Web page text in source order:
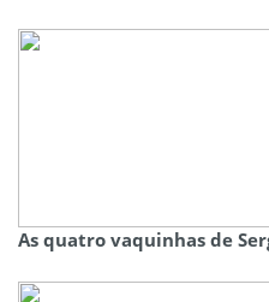
As quatro vaquinhas de